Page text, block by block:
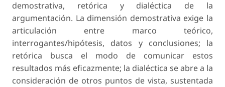
demostrativa, retórica y dialéctica de la
argumentación. La dimensión demostrativa exige la
articulación entre marco teórico,
interrogantes/hipótesis, datos y conclusiones; la
retórica busca el modo de comunicar estos
resultados más eficazmente; la dialéctica se abre a la
consideración de otros puntos de vista, sustentada